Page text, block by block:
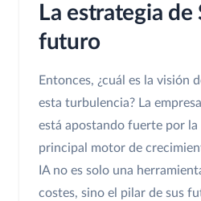
La estrategia de
futuro
Entonces, ¿cuál es la visión
esta turbulencia? La
está apostando fuerte por
principal motor de
IA no es solo una
costes, sino el pilar de sus